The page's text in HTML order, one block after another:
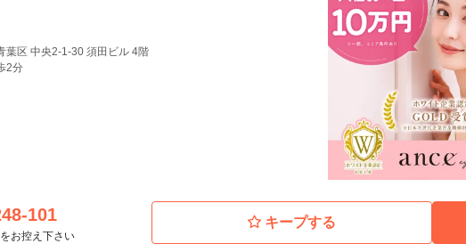
葉区 中央2-1-30 須田ビル 4階
2分
キープする
101
をお控え下さい